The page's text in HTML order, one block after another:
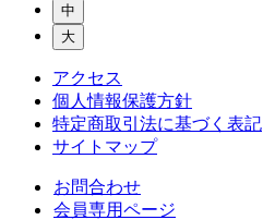
中
大
アクセス
個人情報保護方針
特定商取引法に基づく表記
サイトマップ
お問合わせ
会員専用ページ